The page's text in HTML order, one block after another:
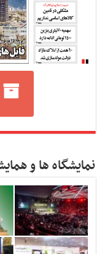
نمایشگاه ها و